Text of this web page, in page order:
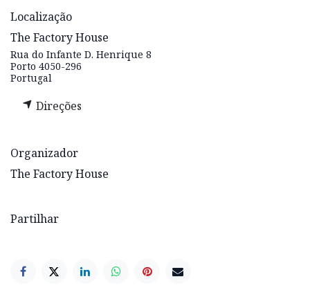
Localização
The Factory House
Rua do Infante D. Henrique 8
Porto 4050-296
Portugal
Direções
Organizador
The Factory House
Partilhar